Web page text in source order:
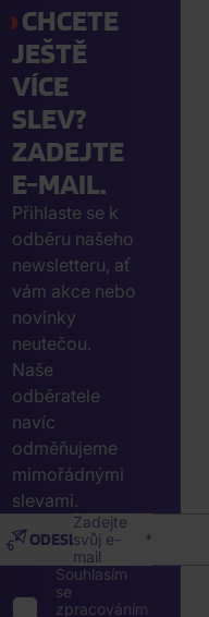
CHCETE
JEŠTĚ
VÍCE
SLEV?
ZADEJTE
E-MAIL.
Přihlaste se k
odběru našeho
newsletteru, ať
vám akce nebo
novinky
neutečou.
Naše
odběratele
navíc
odměňujeme
mimořádnými
slevami.
Zadejte
svůj e-
mail
ODESLAT
Souhlasím
se
zpracováním